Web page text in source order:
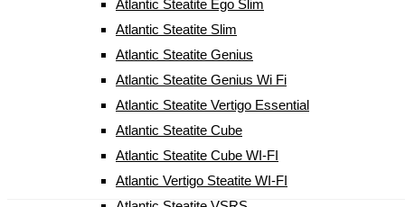
Atlantic Steatite Ego Slim
Atlantic Steatite Slim
Atlantic Steatite Genius
Atlantic Steatite Genius Wi Fi
Atlantic Steatite Vertigo Essential
Atlantic Steatite Cube
Atlantic Steatite Cube WI-FI
Atlantic Vertigo Steatite WI-FI
Бойлер Atlantic Round VMR 100
(27992100)
4.80из 5 на основе опроса5
отзывов клиентов)
грн